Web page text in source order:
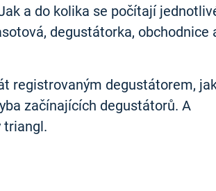
a do kolika se počítají
degustátorka, obchodnice
registrovaným degustátorem,
začínajících degustátorů. A
triangl.